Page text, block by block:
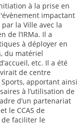
à la prise en
impactant
la Ville avec la
de l’IRMa. Il a
à déployer en
du matériel
etc. Il a été
de centre
apportant ainsi
à l’utilisation de
d’un partenariat
le CCAS de
faciliter le